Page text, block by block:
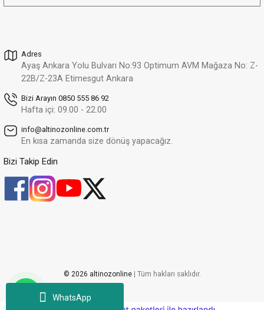
WhatsApp
Adres
Ayaş Ankara Yolu Bulvarı No:93 Optimum AVM Mağaza No: Z-
22B/Z-23A Etimesgut Ankara
Bizi Arayın 0850 555 86 92
Hafta içi: 09.00 - 22.00
info@altinozonline.com.tr
En kısa zamanda size dönüş yapacağız.
Bizi Takip Edin
© 2026 altinozonline | Tüm hakları saklıdır.